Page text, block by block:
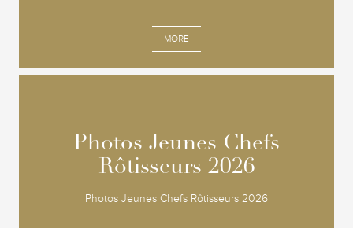
MORE
Photos Jeunes Chefs
Rôtisseurs 2026
Photos Jeunes Chefs Rôtisseurs 2026
Photos Jeunes Chefs
Rôtisseurs 2026